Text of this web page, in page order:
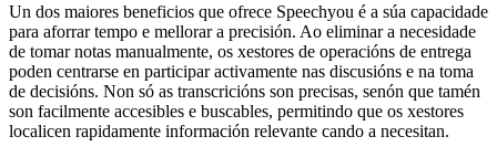
Un dos maiores beneficios que ofrece Speechyou é a súa capacidade
para aforrar tempo e mellorar a precisión. Ao eliminar a necesidade
de tomar notas manualmente, os xestores de operacións de entrega
poden centrarse en participar activamente nas discusións e na toma
de decisións. Non só as transcricións son precisas, senón que tamén
son facilmente accesibles e buscables, permitindo que os xestores
localicen rapidamente información relevante cando a necesitan.